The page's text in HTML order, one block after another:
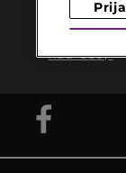
Doprava
nad €39,-